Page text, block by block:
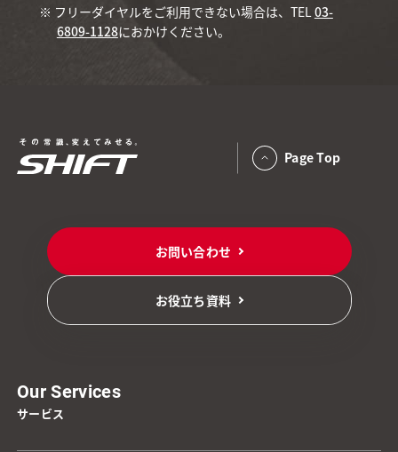
※ フリーダイヤルをご利用できない場合は、TEL 03-
6809-1128におかけください。
お問い合わせ
お役立ち資料
Page Top
Our Services
サービス